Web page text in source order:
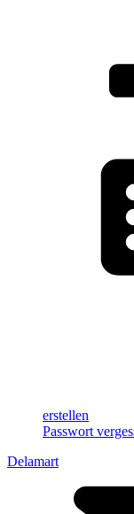
erstellen
Passwort
Delamart